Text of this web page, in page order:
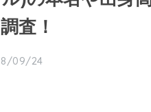
査！
09/24